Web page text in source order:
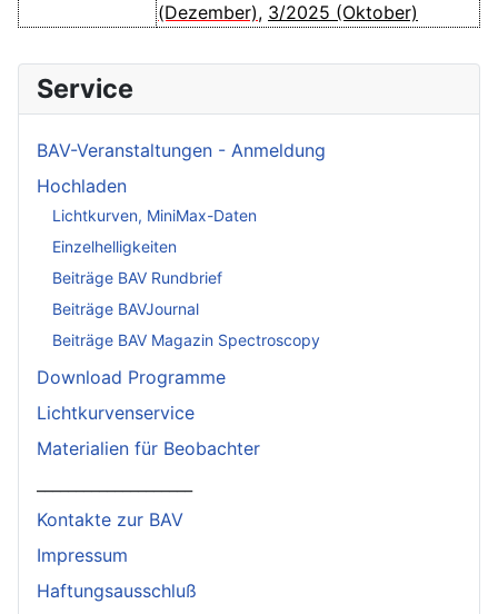
(Dezember), 3/2025 (Oktober)
Service
BAV-Veranstaltungen - Anmeldung
Hochladen
Lichtkurven, MiniMax-Daten
Einzelhelligkeiten
Beiträge BAV Rundbrief
Beiträge BAVJournal
Beiträge BAV Magazin Spectroscopy
Download Programme
Lichtkurvenservice
Materialien für Beobachter
Kontakte zur BAV
Impressum
Haftungsausschluß